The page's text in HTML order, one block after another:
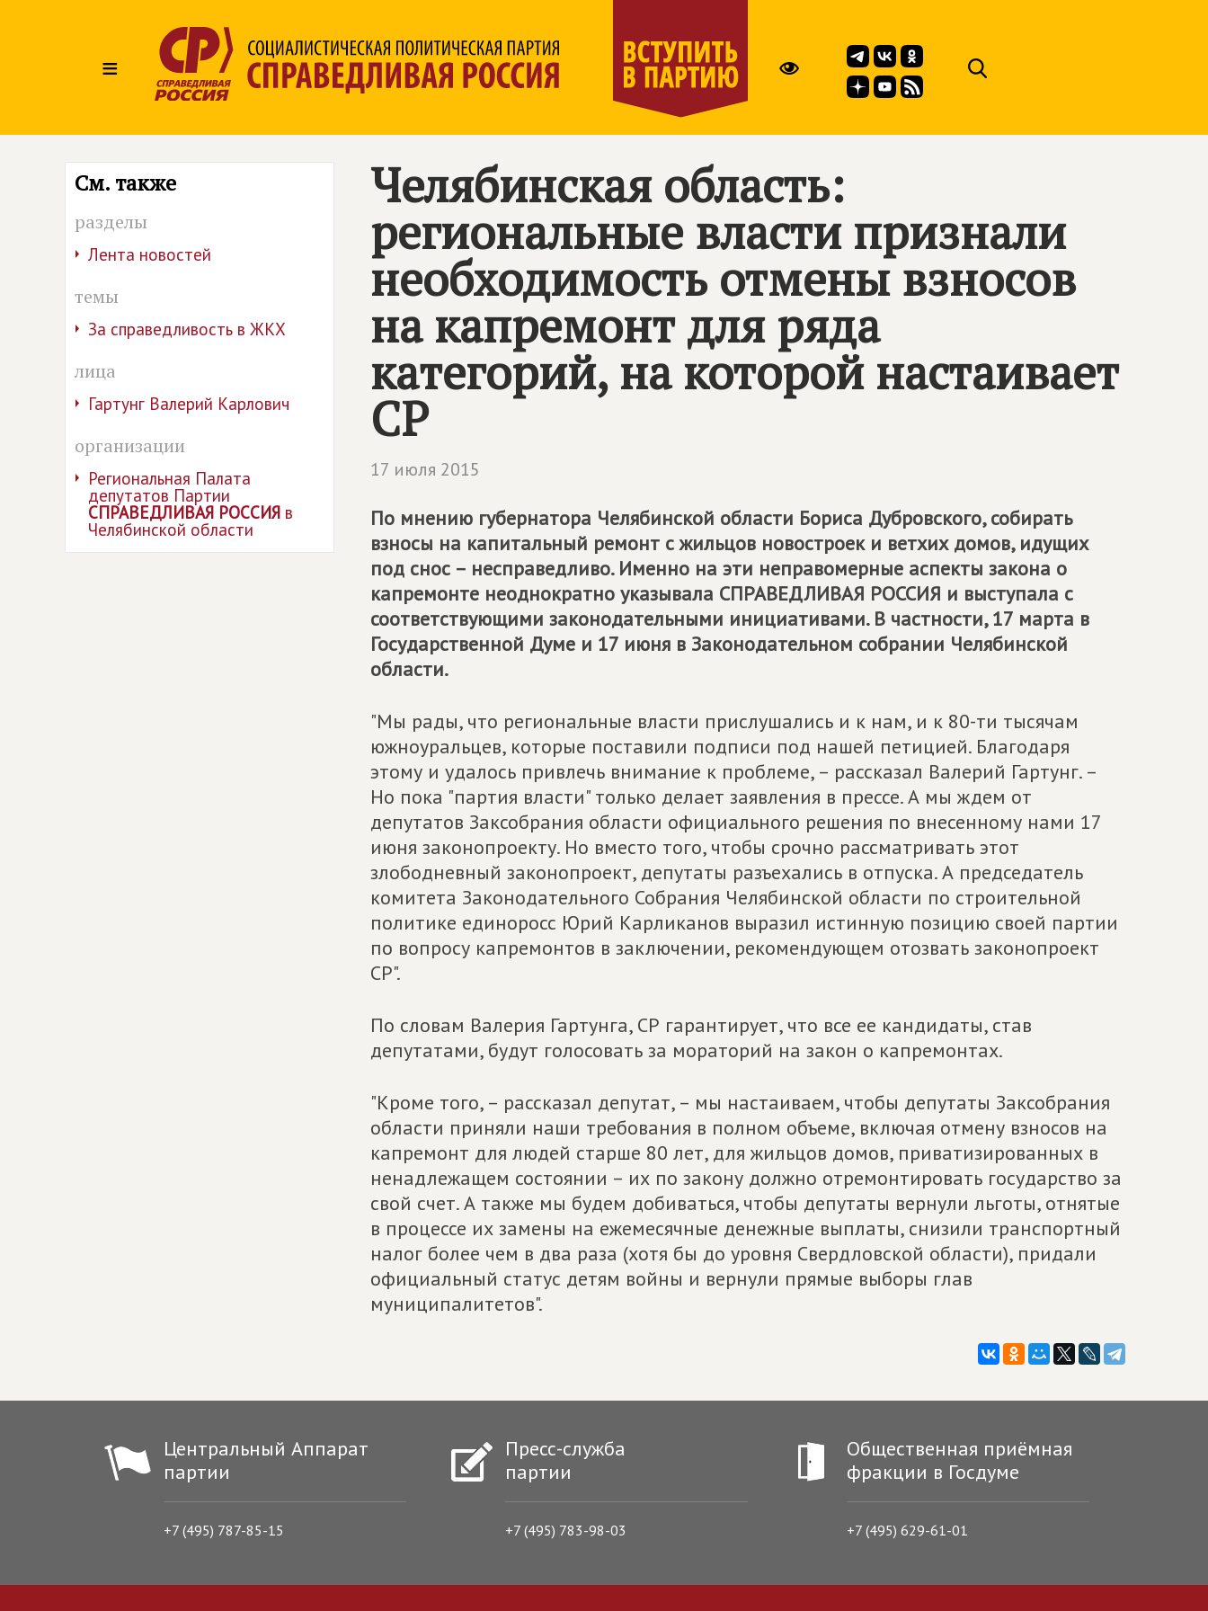
≡
См. также
разделы
Лента новостей
темы
За справедливость в ЖКХ
лица
Гартунг Валерий Карлович
организации
Региональная Палата
депутатов Партии
СПРАВЕДЛИВАЯ РОССИЯ в
Челябинской области
Челябинская область:
региональные власти признали
необходимость отмены взносов
на капремонт для ряда
категорий, на которой настаивает
СР
17 июля 2015
По мнению губернатора Челябинской области Бориса Дубровского, собирать
взносы на капитальный ремонт с жильцов новостроек и ветхих домов, идущих
под снос – несправедливо. Именно на эти неправомерные аспекты закона о
капремонте неоднократно указывала СПРАВЕДЛИВАЯ РОССИЯ и выступала с
соответствующими законодательными инициативами. В частности, 17 марта в
Государственной Думе и 17 июня в Законодательном собрании Челябинской
области.
"Мы рады, что региональные власти прислушались и к нам, и к 80-ти тысячам
южноуральцев, которые поставили подписи под нашей петицией. Благодаря
этому и удалось привлечь внимание к проблеме, – рассказал Валерий Гартунг. –
Но пока "партия власти" только делает заявления в прессе. А мы ждем от
депутатов Заксобрания области официального решения по внесенному нами 17
июня законопроекту. Но вместо того, чтобы срочно рассматривать этот
злободневный законопроект, депутаты разъехались в отпуска. А председатель
комитета Законодательного Собрания Челябинской области по строительной
политике единоросс Юрий Карликанов выразил истинную позицию своей партии
по вопросу капремонтов в заключении, рекомендующем отозвать законопроект
СР".
По словам Валерия Гартунга, СР гарантирует, что все ее кандидаты, став
депутатами, будут голосовать за мораторий на закон о капремонтах.
"Кроме того, – рассказал депутат, – мы настаиваем, чтобы депутаты Заксобрания
области приняли наши требования в полном объеме, включая отмену взносов на
капремонт для людей старше 80 лет, для жильцов домов, приватизированных в
ненадлежащем состоянии – их по закону должно отремонтировать государство за
свой счет. А также мы будем добиваться, чтобы депутаты вернули льготы, отнятые
в процессе их замены на ежемесячные денежные выплаты, снизили транспортный
налог более чем в два раза (хотя бы до уровня Свердловской области), придали
официальный статус детям войны и вернули прямые выборы глав
муниципалитетов".
Центральный Аппарат
партии
+7 (495) 787-85-15
Пресс-служба
партии
+7 (495) 783-98-03
Общественная приёмная
фракции в Госдуме
+7 (495) 629-61-01